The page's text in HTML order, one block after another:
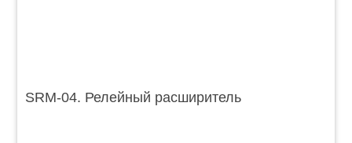
SRM-04. Релейный расширитель